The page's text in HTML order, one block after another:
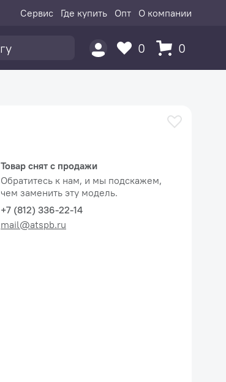
Сервис Где купить Опт О компании
0 0
Товар снят с продажи
Обратитесь к нам, и мы подскажем,
чем заменить эту модель.
+7 (812) 336-22-14
mail@atspb.ru